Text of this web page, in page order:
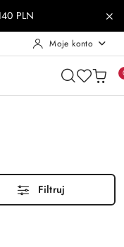
PLN
Moje konto
Filtruj